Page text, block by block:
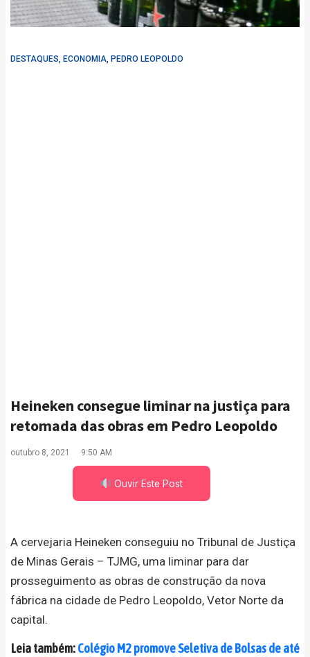
DESTAQUES, ECONOMIA, PEDRO LEOPOLDO
Heineken consegue liminar na justiça para
retomada das obras em Pedro Leopoldo
outubro 8, 2021 9:50 AM
Ouvir Este Post
A cervejaria Heineken conseguiu no Tribunal de Justiça
de Minas Gerais – TJMG, uma liminar para dar
prosseguimento as obras de construção da nova
fábrica na cidade de Pedro Leopoldo, Vetor Norte da
capital.
Leia também:Colégio M2 promove Seletiva de Bolsas de até